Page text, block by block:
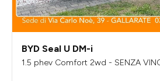
BYD Seal U DM-i
1.5 phev Comfort 2wd - SENZA